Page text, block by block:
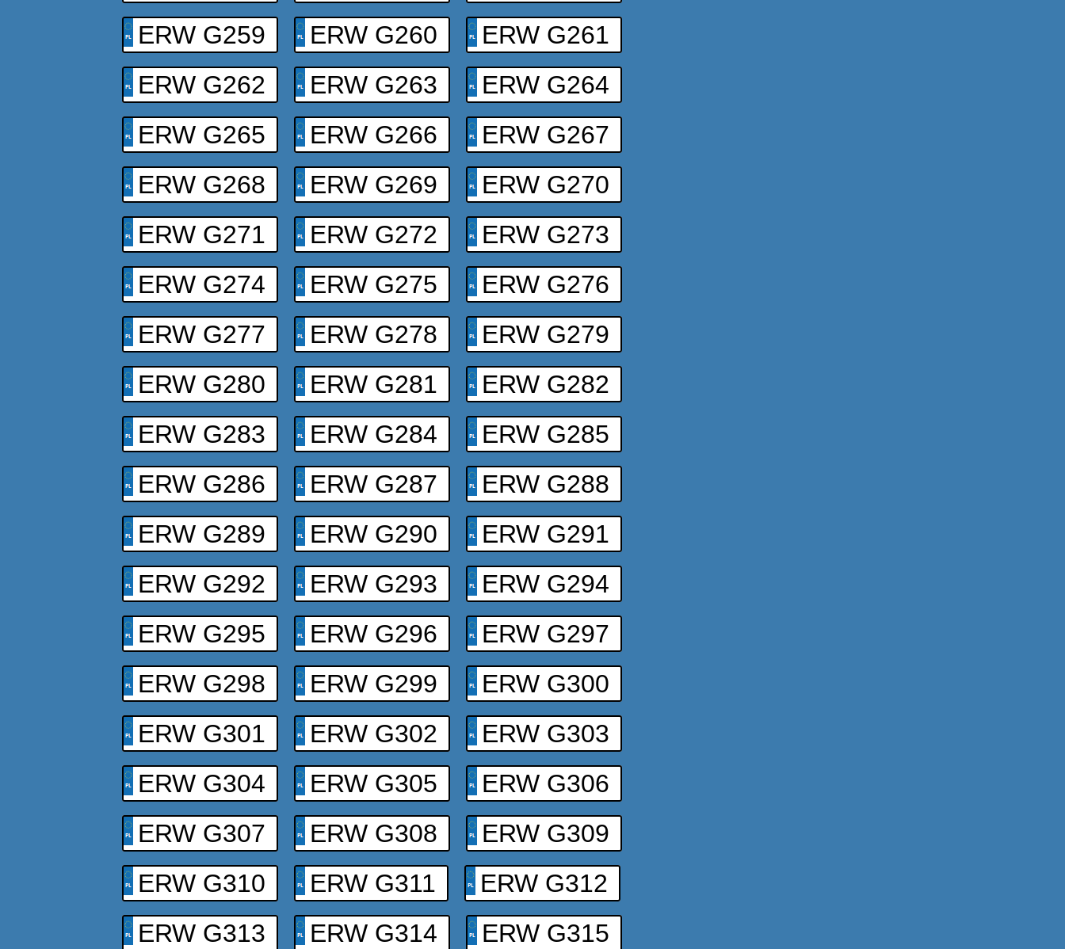
ERW G259
ERW G260
ERW G261
ERW G262
ERW G263
ERW G264
ERW G265
ERW G266
ERW G267
ERW G268
ERW G269
ERW G270
ERW G271
ERW G272
ERW G273
ERW G274
ERW G275
ERW G276
ERW G277
ERW G278
ERW G279
ERW G280
ERW G281
ERW G282
ERW G283
ERW G284
ERW G285
ERW G286
ERW G287
ERW G288
ERW G289
ERW G290
ERW G291
ERW G292
ERW G293
ERW G294
ERW G295
ERW G296
ERW G297
ERW G298
ERW G299
ERW G300
ERW G301
ERW G302
ERW G303
ERW G304
ERW G305
ERW G306
ERW G307
ERW G308
ERW G309
ERW G310
ERW G311
ERW G312
ERW G313
ERW G314 ERW G315